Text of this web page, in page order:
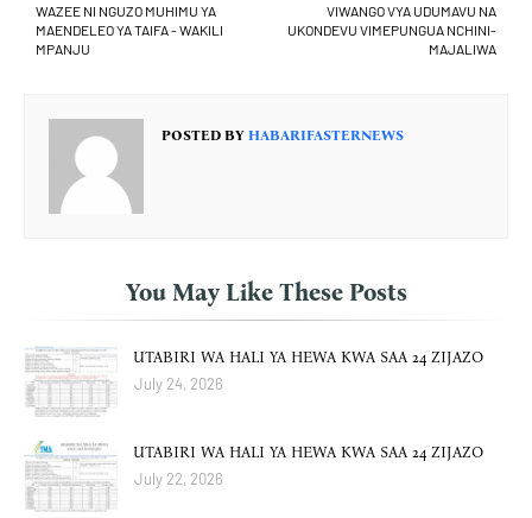
VIWANGO VYA UDUMAVU NA
UKONDEVU VIMEPUNGUA NCHINI-
MAJALIWA
WAZEE NI NGUZO MUHIMU YA
MAENDELEO YA TAIFA - WAKILI
MPANJU
POSTED BY HABARIFASTERNEWS
You May Like These Posts
UTABIRI WA HALI YA HEWA KWA SAA 24 ZIJAZO
July 24, 2026
UTABIRI WA HALI YA HEWA KWA SAA 24 ZIJAZO
July 22, 2026